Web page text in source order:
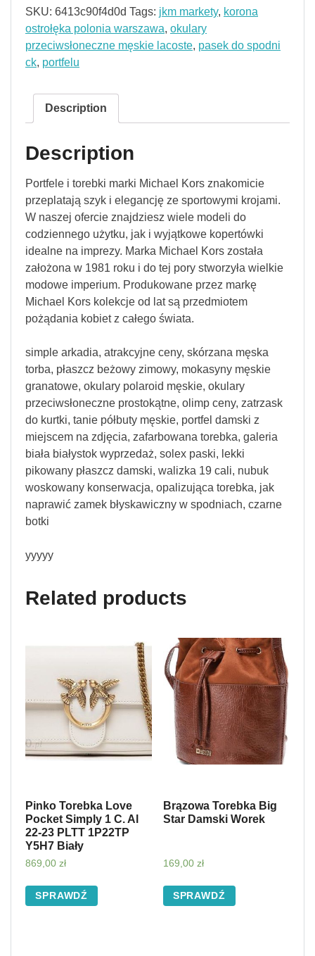
SKU: 6413c90f4d0d Tags: jkm markety, korona
ostrołęka polonia warszawa, okulary
przeciwsłoneczne męskie lacoste, pasek do spodni
ck, portfelu
Description
Description
Portfele i torebki marki Michael Kors znakomicie
przeplatają szyk i elegancję ze sportowymi krojami.
W naszej ofercie znajdziesz wiele modeli do
codziennego użytku, jak i wyjątkowe kopertówki
idealne na imprezy. Marka Michael Kors została
założona w 1981 roku i do tej pory stworzyła wielkie
modowe imperium. Produkowane przez markę
Michael Kors kolekcje od lat są przedmiotem
pożądania kobiet z całego świata.
simple arkadia, atrakcyjne ceny, skórzana męska
torba, płaszcz beżowy zimowy, mokasyny męskie
granatowe, okulary polaroid męskie, okulary
przeciwsłoneczne prostokątne, olimp ceny, zatrzask
do kurtki, tanie półbuty męskie, portfel damski z
miejscem na zdjęcia, zafarbowana torebka, galeria
biała białystok wyprzedaż, solex paski, lekki
pikowany płaszcz damski, walizka 19 cali, nubuk
woskowany konserwacja, opalizująca torebka, jak
naprawić zamek błyskawiczny w spodniach, czarne
botki
yyyyy
Related products
Pinko Torebka Love
Pocket Simply 1 C. Al
22-23 PLTT 1P22TP
Y5H7 Biały
869,00 zł
SPRAWDŹ
Brązowa Torebka Big
Star Damski Worek
169,00 zł
SPRAWDŹ